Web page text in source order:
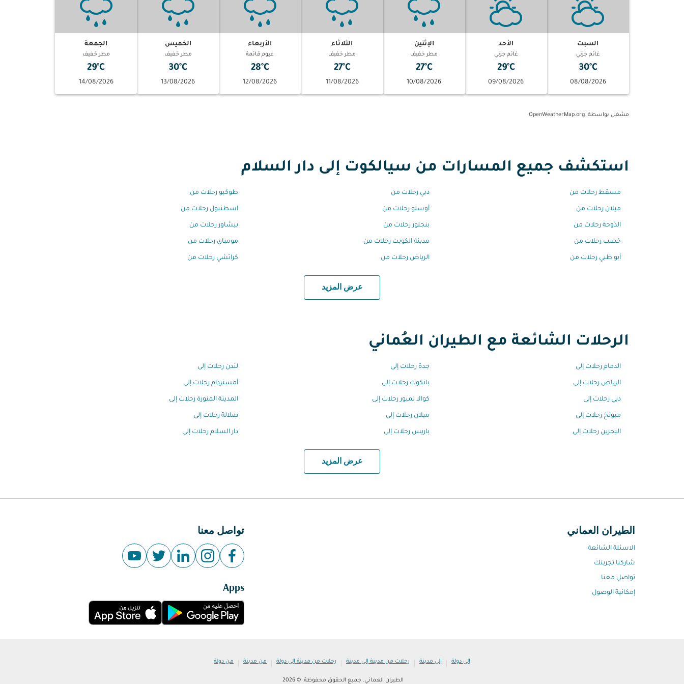
السبت
غائم جزئي
30°C
08/08/2026
الأحد
غائم جزئي
29°C
09/08/2026
الإثنين
مطر خفيف
27°C
10/08/2026
الثلاثاء
مطر خفيف
27°C
11/08/2026
الأربعاء
غيوم قاتمة
28°C
12/08/2026
الخميس
مطر خفيف
30°C
13/08/2026
الجمعة
مطر خفيف
29°C
14/08/2026
مشغل بواسطة: OpenWeatherMap.org
استكشف جميع المسارات من سيالكوت إلى دار السلام
مسقط رحلات من دبي رحلات من طوكيو رحلات من
ميلان رحلات من أوسلو رحلات من اسطنبول رحلات من
الدّوحة رحلات من بنجلور رحلات من بيشاور رحلات من
خصب رحلات من مدينة الكويت رحلات من مومباي رحلات من
أبو ظبي رحلات من الرياض رحلات من كراتشي رحلات من
عرض المزيد
الرحلات الشائعة مع الطيران العُماني
الدمام رحلات إلى جدة رحلات إلى لندن رحلات إلى
الرياض رحلات إلى بانكوك رحلات إلى أمستردام رحلات إلى
دبي رحلات إلى كوالا لمبور رحلات إلى المدينة المنورة رحلات إلى
ميونخ رحلات إلى ميلان رحلات إلى صلالة رحلات إلى
البحرين رحلات إلى باريس رحلات إلى دار السلام رحلات إلى
عرض المزيد
الطيران العماني
الاسئلة الشائعة
شاركنا تجربتك
تواصل معنا
إمكانية الوصول
تواصل معنا
Apps
إلى دولة | إلى مدينة | رحلات من مدينة إلى مدينة | رحلات من مدينة إلى دولة | من مدينة | من دولة
الطيران العماني. جميع الحقوق محفوظة. © 2026